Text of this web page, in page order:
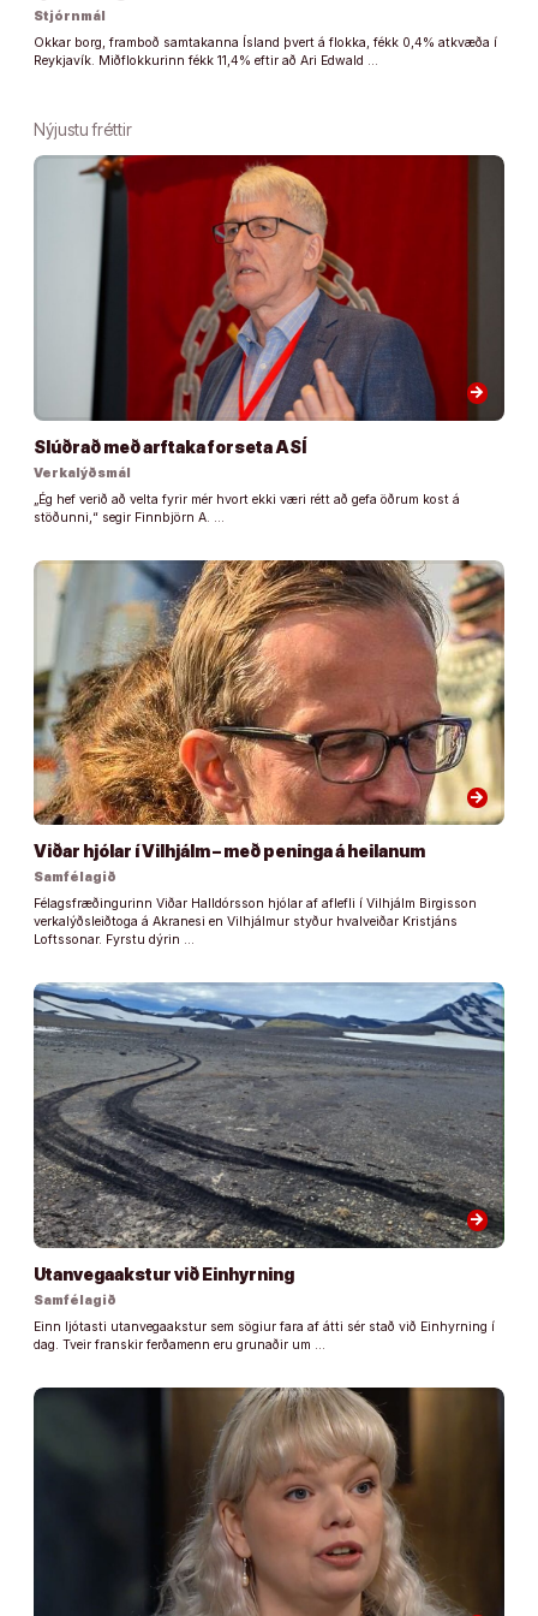
Stjórnmál
Okkar borg, framboð samtakanna Ísland þvert á flokka, fékk 0,4% atkvæða í
Reykjavík. Miðflokkurinn fékk 11,4% eftir að Ari Edwald …
Nýjustu fréttir
arrow_forward
Slúðrað með arftaka forseta ASÍ
Verkalýðsmál
„Ég hef verið að velta fyrir mér hvort ekki væri rétt að gefa öðrum kost á
stöðunni,“ segir Finnbjörn A. …
arrow_forward
Viðar hjólar í Vilhjálm – með peninga á heilanum
Samfélagið
Félagsfræðingurinn Viðar Halldórsson hjólar af aflefli í Vilhjálm Birgisson
verkalýðsleiðtoga á Akranesi en Vilhjálmur styður hvalveiðar Kristjáns
Loftssonar. Fyrstu dýrin …
arrow_forward
Utanvegaakstur við Einhyrning
Samfélagið
Einn ljótasti utanvegaakstur sem sögiur fara af átti sér stað við Einhyrning í
dag. Tveir franskir ferðamenn eru grunaðir um …